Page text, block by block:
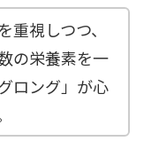
視しつつ、
の栄養素を一
ロング」が心